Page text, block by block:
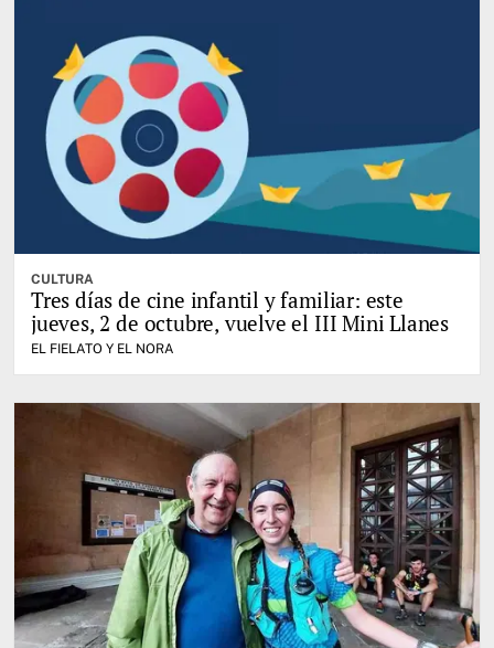
CULTURA
Tres días de cine infantil y familiar: este
jueves, 2 de octubre, vuelve el III Mini Llanes
EL FIELATO Y EL NORA